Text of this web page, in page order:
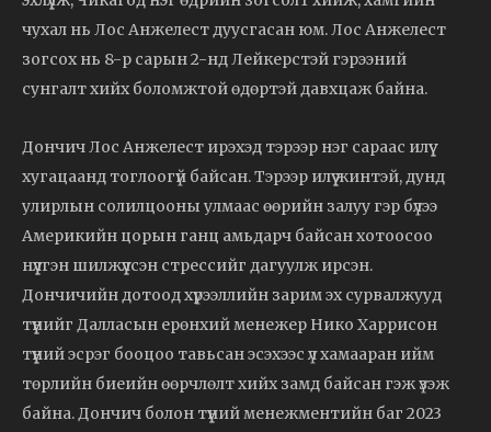
чухал нь Лос Анжелест дуусгасан юм. Лос Анжелест
зогсох нь 8-р сарын 2-нд Лейкерстэй гэрээний
сунгалт хийх боломжтой өдөртэй давхцаж байна.
Дончич Лос Анжелест ирэхэд тэрээр нэг сараас илүү
хугацаанд тоглоогүй байсан. Тэрээр илүү жинтэй, дунд
улирлын солилцооны улмаас өөрийн залуу гэр бүлээ
Америкийн цорын ганц амьдарч байсан хотоосоо
нүүлгэн шилжүүлсэн стрессийг дагуулж ирсэн.
Дончичийн дотоод хүрээллийн зарим эх сурвалжууд
түүнийг Далласын ерөнхий менежер Нико Харрисон
түүний эсрэг бооцоо тавьсан эсэхээс үл хамааран ийм
төрлийн биеийн өөрчлөлт хийх замд байсан гэж үзэж
байна. Дончич болон түүний менежментийн баг 2023